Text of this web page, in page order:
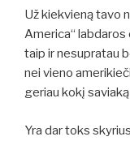
Už kiekvieną tavo
America“ labdaros
taip ir nesupratau
nei vieno
geriau kokį saviaką
Yra dar toks